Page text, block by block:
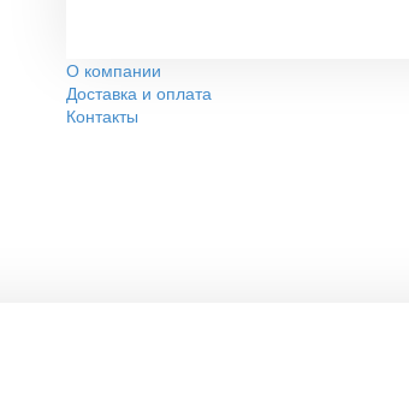
О компании
Доставка и оплата
Контакты